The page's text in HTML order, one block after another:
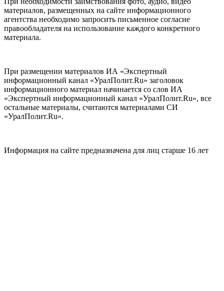
материалов, размещенных на сайте информационного
агентства необходимо запросить письменное согласие
правообладателя на использование каждого конкретного
материала.
При размещении материалов ИА «Экспертный
информационный канал «УралПолит.Ru» заголовок
информационного материал начинается со слов ИА
«Экспертный информационный канал «УралПолит.Ru», все
остальные материалы, считаются материалами СИ
«УралПолит.Ru».
Информация на сайте предназначена для лиц старше 16 лет